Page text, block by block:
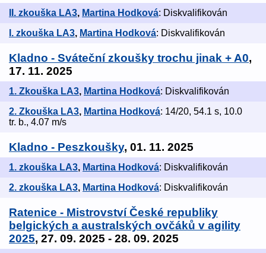
II. zkouška LA3, Martina Hodková: Diskvalifikován
I. zkouška LA3, Martina Hodková: Diskvalifikován
Kladno - Sváteční zkoušky trochu jinak + A0,
17. 11. 2025
1. Zkouška LA3, Martina Hodková: Diskvalifikován
2. Zkouška LA3, Martina Hodková: 14/20, 54.1 s, 10.0
tr. b., 4.07 m/s
Kladno - Peszkoušky, 01. 11. 2025
1. zkouška LA3, Martina Hodková: Diskvalifikován
2. zkouška LA3, Martina Hodková: Diskvalifikován
Ratenice - Mistrovství České republiky
belgických a australských ovčáků v agility
2025, 27. 09. 2025 - 28. 09. 2025